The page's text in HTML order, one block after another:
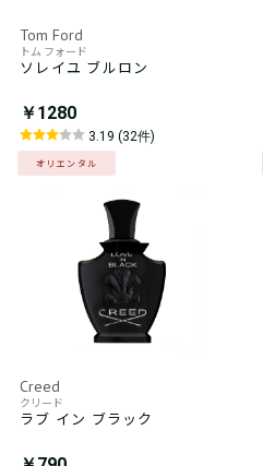
Tom Ford
トム フォード
ソレイユ ブルロン
￥1280
3.19 (32件)
オリエンタル
Creed
クリード
ラブ イン ブラック